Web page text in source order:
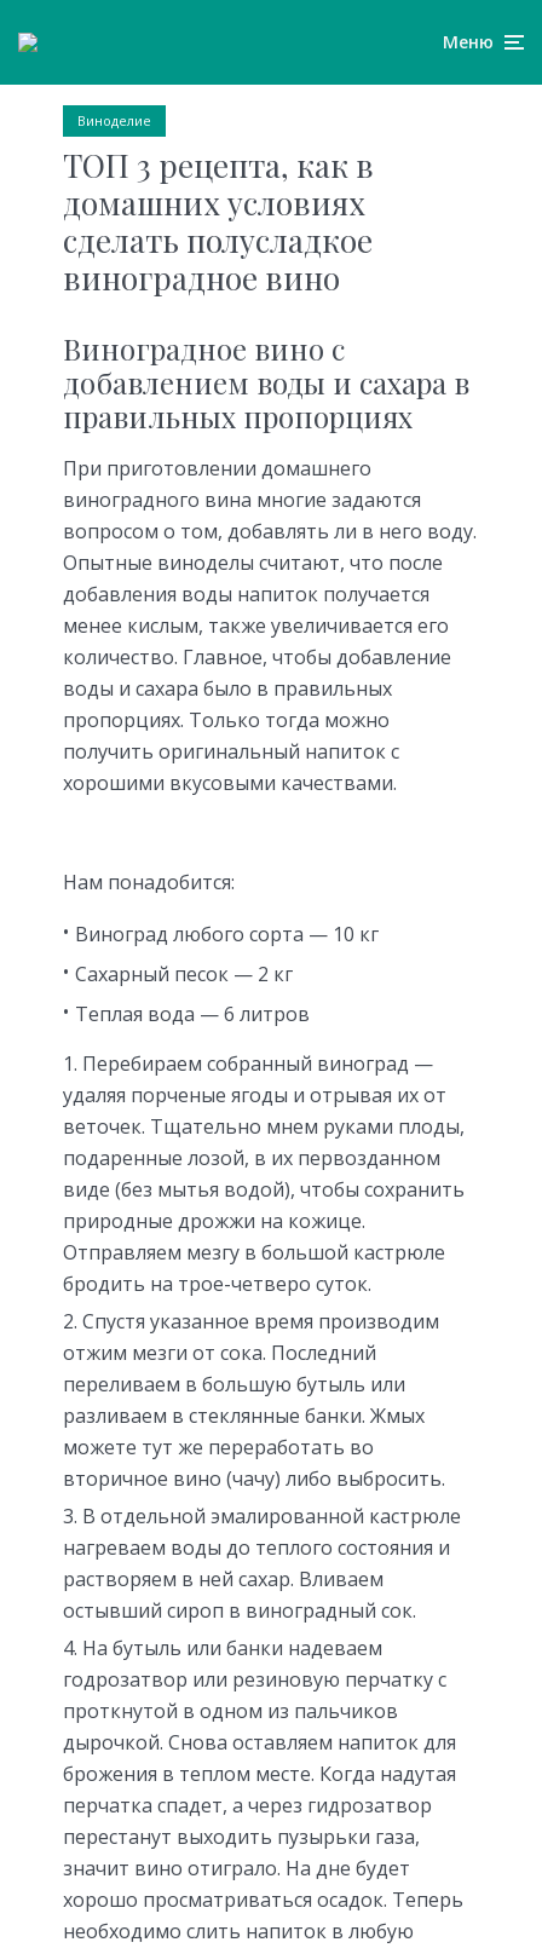
Меню
Виноделие
ТОП 3 рецепта, как в
домашних условиях
сделать полусладкое
виноградное вино
Виноградное вино с
добавлением воды и сахара в
правильных пропорциях
При приготовлении домашнего
виноградного вина многие задаются
вопросом о том, добавлять ли в него воду.
Опытные виноделы считают, что после
добавления воды напиток получается
менее кислым, также увеличивается его
количество. Главное, чтобы добавление
воды и сахара было в правильных
пропорциях. Только тогда можно
получить оригинальный напиток с
хорошими вкусовыми качествами.
Нам понадобится:
Виноград любого сорта — 10 кг
Сахарный песок — 2 кг
Теплая вода — 6 литров
Перебираем собранный виноград —
удаляя порченые ягоды и отрывая их от
веточек. Тщательно мнем руками плоды,
подаренные лозой, в их первозданном
виде (без мытья водой), чтобы сохранить
природные дрожжи на кожице.
Отправляем мезгу в большой кастрюле
бродить на трое-четверо суток.
Спустя указанное время производим
отжим мезги от сока. Последний
переливаем в большую бутыль или
разливаем в стеклянные банки. Жмых
можете тут же переработать во
вторичное вино (чачу) либо выбросить.
В отдельной эмалированной кастрюле
нагреваем воды до теплого состояния и
растворяем в ней сахар. Вливаем
остывший сироп в виноградный сок.
На бутыль или банки надеваем
годрозатвор или резиновую перчатку с
проткнутой в одном из пальчиков
дырочкой. Снова оставляем напиток для
брожения в теплом месте. Когда надутая
перчатка спадет, а через гидрозатвор
перестанут выходить пузырьки газа,
значит вино отиграло. На дне будет
хорошо просматриваться осадок. Теперь
необходимо слить напиток в любую